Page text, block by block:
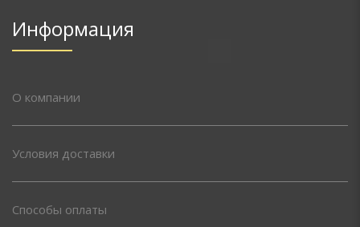
Информация
О компании
Условия доставки
Способы оплаты